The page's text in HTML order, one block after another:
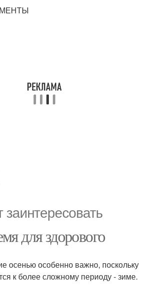
для здорового
осенью особенно важно, поскольку
к более сложному периоду - зиме.